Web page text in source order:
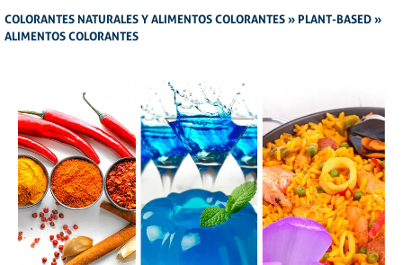
COLORANTES NATURALES Y ALIMENTOS COLORANTES»PLANT-BASED»
ALIMENTOS COLORANTES